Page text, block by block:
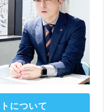
について